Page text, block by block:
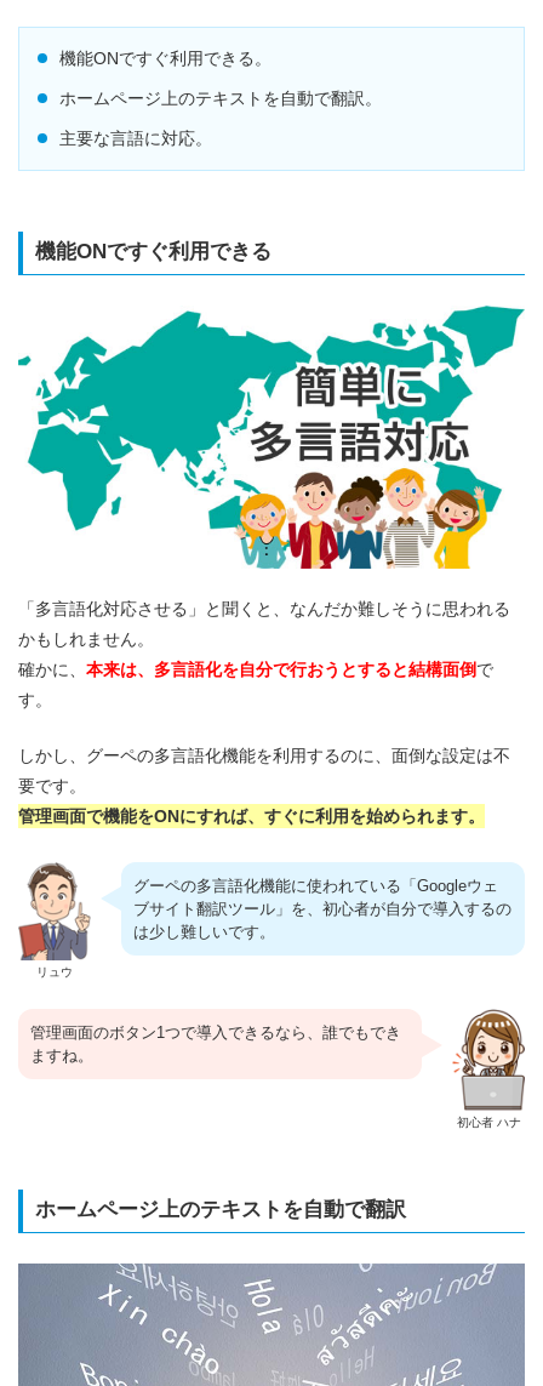
機能ONですぐ利用できる。
ホームページ上のテキストを自動で翻訳。
主要な言語に対応。
機能ONですぐ利用できる
「多言語化対応させる」と聞くと、なんだか難しそうに思われる
かもしれません。
確かに、 本来は、多言語化を自分で行おうとすると結構面倒で
す。
しかし、グーペの多言語化機能を利用するのに、面倒な設定は不
要です。
管理画面で機能をONにすれば、すぐに利用を始められます。
リュウ
グーペの多言語化機能に使われている「Googleウェ
ブサイト翻訳ツール」を、初心者が自分で導入するの
は少し難しいです。
初心者 ハナ
管理画面のボタン1つで導入できるなら、誰でもでき
ますね。
ホームページ上のテキストを自動で翻訳